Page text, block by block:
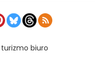
turizmo biuro